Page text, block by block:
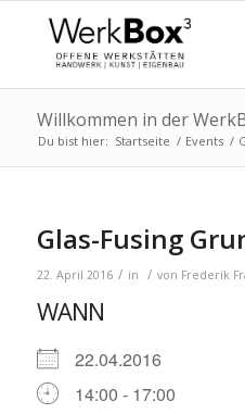
Willkommen in der
Du bist hier: Startseite / Events /
Glas-Fusing
22. April 2016 / in / von Frederik
WANN
22.04.2016
14:00 - 17:00